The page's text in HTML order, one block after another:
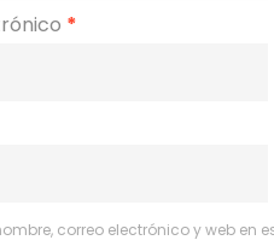
*
correo electrónico y web en